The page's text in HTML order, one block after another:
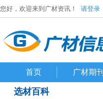
您好，欢迎来到广材资讯！ 请登录
首页 广材期刊
选材百科